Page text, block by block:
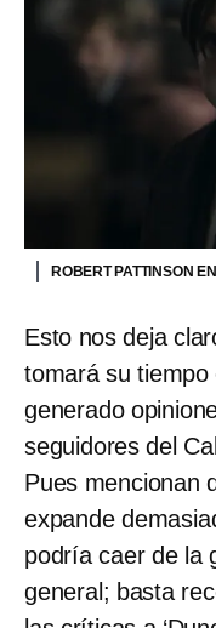
ROBERT PATTINSON
Esto nos deja
tomará su tiempo
generado
seguidores del
Pues mencionan
expande
podría caer de la
general; basta